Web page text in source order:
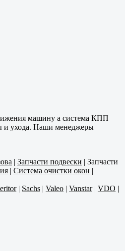
машину а система КПП
и ухода. Наши менеджеры
| Запчасти подвески | Запчасти
| Система очистки окон |
| Sachs | Valeo | Vanstar| VDO |